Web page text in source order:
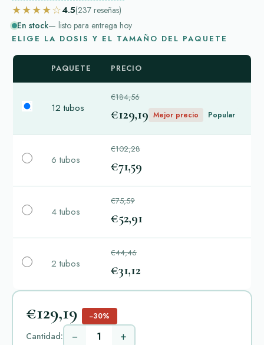
★★★★☆4.5(237 reseñas)
En stock— listo para entrega hoy
ELIGE LA DOSIS Y EL TAMAÑO DEL PAQUETE
PAQUETE PRECIO
12 tubos
€184,56
€129,19 Mejor precio Popular
6 tubos
€102,28
€71,59
4 tubos
€75,59
€52,91
2 tubos
€44,46
€31,12
€129,19 −30%
Cantidad: − +